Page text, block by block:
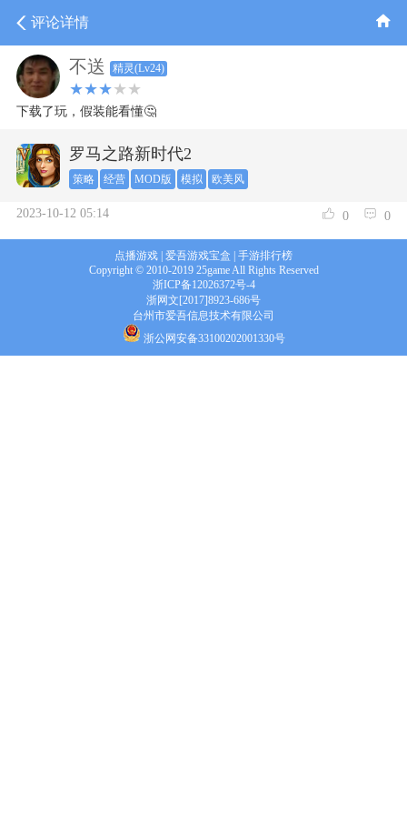
评论详情
不送 精灵(Lv24)
★★★★★
下载了玩，假装能看懂🤔
罗马之路新时代2
策略 经营 MOD版 模拟 欧美风
2023-10-12 05:14 0 0
点播游戏 爱吾游戏宝盒
手游排行榜
Copyright © 2010-2019 25game All Rights Reserved
浙ICP备12026372号-4
浙网文[2017]8923-686号
台州市爱吾信息技术有限公司
浙公网安备33100202001330号